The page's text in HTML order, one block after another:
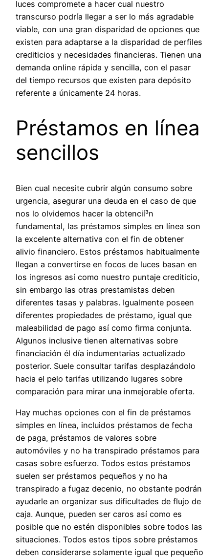
luces compromete a hacer cual nuestro
transcurso podrí­a llegar a ser lo más agradable
viable, con una gran disparidad de opciones que
existen para adaptarse a la disparidad de perfiles
crediticios y necesidades financieras. Tienen una
demanda online rápida y sencilla, con el pasar
del tiempo recursos que existen para depósito
referente a únicamente 24 horas.
Préstamos en línea
sencillos
Bien cual necesite cubrir algún consumo sobre
urgencia, asegurar una deuda en el caso de que
nos lo olvidemos hacer la obtencií³n
fundamental, las préstamos simples en línea son
la excelente alternativa con el fin de obtener
alivio financiero. Estos préstamos habitualmente
llegan a convertirse en focos de luces basan en
los ingresos así­ como nuestro puntaje crediticio,
sin embargo las otras prestamistas deben
diferentes tasas y palabras. Igualmente poseen
diferentes propiedades de préstamo, igual que
maleabilidad de pago así­ como firma conjunta.
Algunos inclusive tienen alternativas sobre
financiación él día indumentarias actualizado
posterior. Suele consultar tarifas desplazándolo
hacia el pelo tarifas utilizando lugares sobre
comparación para mirar una inmejorable oferta.
Hay muchas opciones con el fin de préstamos
simples en línea, incluidos préstamos de fecha
de paga, préstamos de valores sobre
automóviles y no ha transpirado préstamos para
casas sobre esfuerzo. Todos estos préstamos
suelen ser préstamos pequeños y no ha
transpirado a fugaz decenio, no obstante podrán
ayudarle an organizar sus dificultades de flujo de
caja. Aunque, pueden ser caros así­ como es
posible que no estén disponibles sobre todos las
situaciones. Todos estos tipos sobre préstamos
deben considerarse solamente igual que pequeño